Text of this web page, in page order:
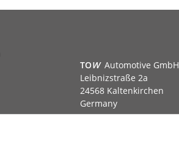
TOW Automotive GmbH
Leibnizstraße 2a
24568 Kaltenkirchen
Germany